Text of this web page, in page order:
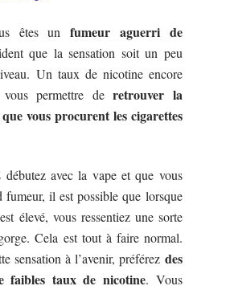
êtes unfumeur aguerri de
que la sensation soit un peu
Un taux de nicotine encore
vous permettre deretrouver la
vous procurent les cigarettes
avec la vape et que vous
fumeur, il est possible que lorsque
élevé, vous ressentiez une sorte
Cela est tout à faire normal.
sensation à l’avenir, préférez des
faibles taux de nicotine. Vous